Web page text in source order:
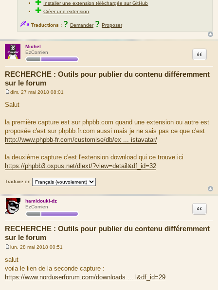
✚ Installer une extension téléchargée sur GitHub
✚Créer une extension
✍ Traductions : ? Demander ? Proposer
Michel
EzComien
RECHERCHE : Outils pour publier du contenu différemment
sur le forum
Citation
e
s
g
e
dim. 27 mai 2018 08:01
Salut
la première capture est sur phpbb.com quand une extension ou autre est
proposée c'est sur phpbb.fr.com aussi mais je ne sais pas ce que c'est
http://www.phpbb-fr.com/customise/db/ex ... istavatar/
la deuxième capture c'est l'extension download qui ce trouve ici
https://phpbb3.oxpus.net/dlext/?view=detail&df_id=32
Traduire en
hamidouki-dz
EzComien
RECHERCHE : Outils pour publier du contenu différemment
sur le forum
Citation
e
s
s
a
g
lun. 28 mai 2018 00:51
salut
voila le lien de la seconde capture :
https://www.norduserforum.com/downloads ... l&df_id=29